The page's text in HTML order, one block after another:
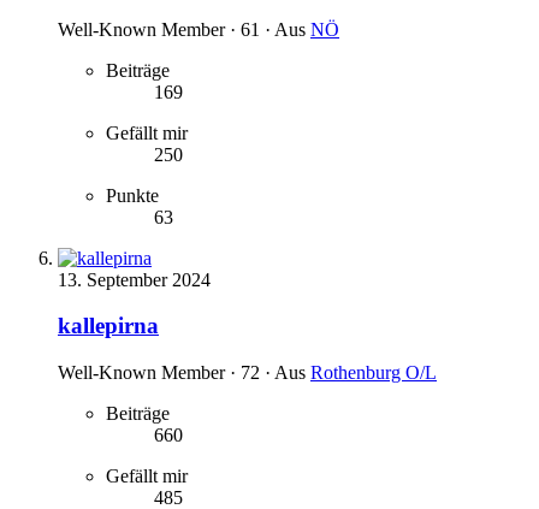
Well-Known Member · 61 · Aus NÖ
Beiträge
169
Gefällt mir
250
Punkte
63
13. September 2024
kallepirna
Well-Known Member · 72 · Aus Rothenburg O/L
Beiträge
660
Gefällt mir
485